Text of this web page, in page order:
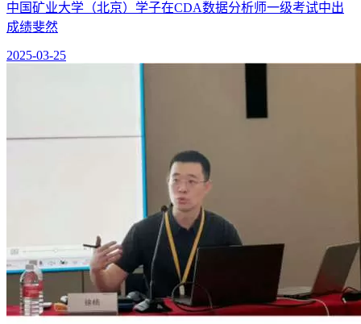
中国矿业大学（北京）学子在CDA数据分析师一级考试中出
成绩斐然
2025-03-25